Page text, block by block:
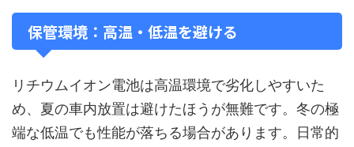
保管環境：高温・低温を避ける
リチウムイオン電池は高温環境で劣化しやすいた
め、夏の車内放置は避けたほうが無難です。冬の極
端な低温でも性能が落ちる場合があります。日常的